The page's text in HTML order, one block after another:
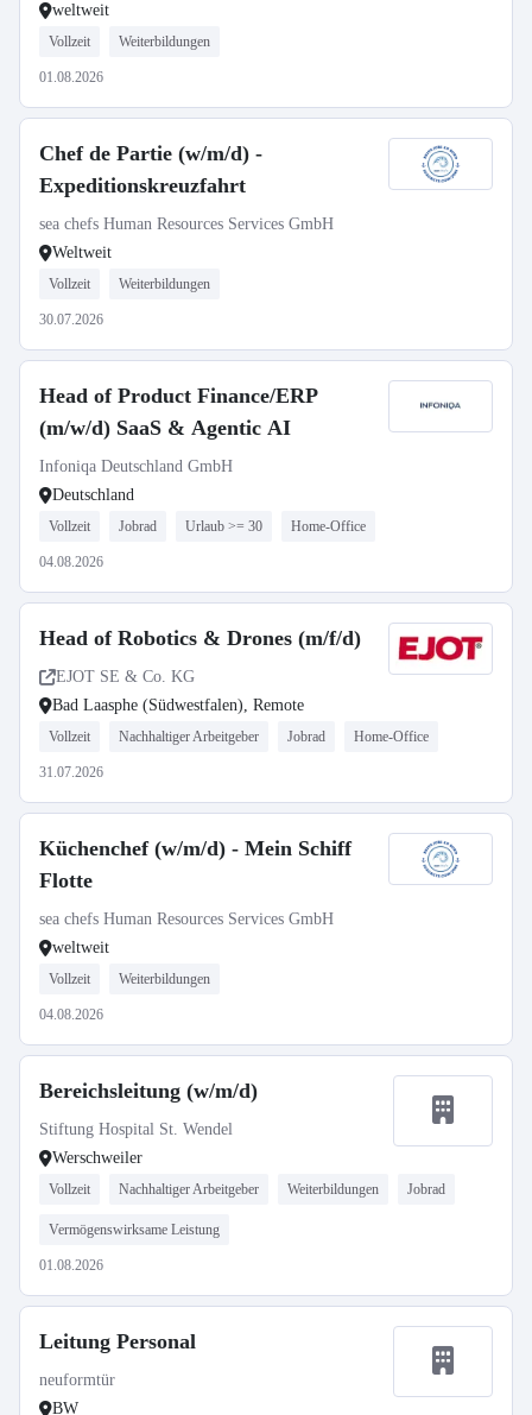
weltweit
Vollzeit Weiterbildungen
01.08.2026
Chef de Partie (w/m/d) -
Expeditionskreuzfahrt
sea chefs Human Resources Services GmbH
Weltweit
Vollzeit Weiterbildungen
30.07.2026
Head of Product Finance/ERP
(m/w/d) SaaS & Agentic AI
Infoniqa Deutschland GmbH
Deutschland
Vollzeit Jobrad Urlaub >= 30 Home-Office
04.08.2026
Head of Robotics & Drones (m/f/d)
EJOT SE & Co. KG
Bad Laasphe (Südwestfalen), Remote
Vollzeit Nachhaltiger Arbeitgeber Jobrad Home-Office
31.07.2026
Küchenchef (w/m/d) - Mein Schiff
Flotte
sea chefs Human Resources Services GmbH
weltweit
Vollzeit Weiterbildungen
04.08.2026
Bereichsleitung (w/m/d)
Stiftung Hospital St. Wendel
Werschweiler
Vollzeit Nachhaltiger Arbeitgeber Weiterbildungen Jobrad
Vermögenswirksame Leistung
01.08.2026
Leitung Personal
neuformtür
BW